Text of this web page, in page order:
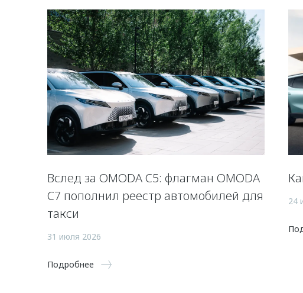
Вслед за OMODA C5: флагман OMODA
C7 пополнил реестр автомобилей для
такси
31 июля 2026
Подробнее
24